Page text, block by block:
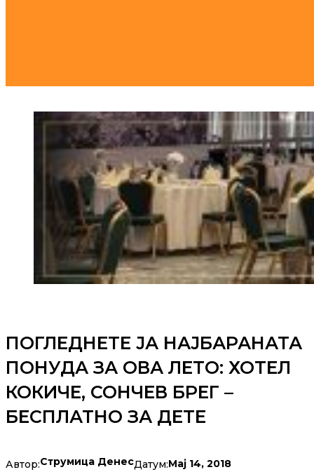
ПОГЛЕДНЕТЕ ЈА НАЈБАРАНАТА
ПОНУДА ЗА ОВА ЛЕТО: ХОТЕЛ
КОКИЧЕ, СОНЧЕВ БРЕГ –
БЕСПЛАТНО ЗА ДЕТЕ
Автор:Струмица ДенесДатум:Мај 14, 2018